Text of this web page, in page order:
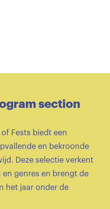
section
Fests biedt een
en bekroonde
Deze selectie verkent
en genres en brengt de
het jaar onder de